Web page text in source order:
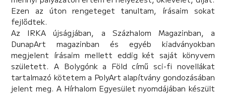
Ezen az úton rengeteget tanultam, írásaim sokat
fejlődtek.
Az IRKA újságjában, a Százhalom Magazinban, a
DunapArt magazinban és egyéb kiadványokban
megjelent írásaim mellett eddig két saját könyvem
született. A Bolygónk a Föld című sci-fi novellákat
tartalmazó kötetem a PolyArt alapítvány gondozásában
jelent meg. A Hírhalom Egyesület nyomdájában készült